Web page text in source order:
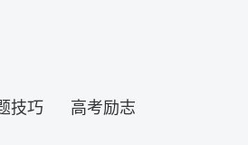
技巧 高考励志